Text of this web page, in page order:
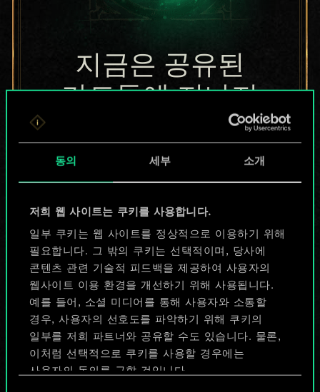
동의 세부 소개
저희 웹 사이트는 쿠키를 사용합니다.
일부 쿠키는 웹 사이트를 정상적으로 이용하기 위해
필요합니다. 그 밖의 쿠키는 선택적이며, 당사에
콘텐츠 관련 기술적 피드백을 제공하여 사용자의
웹사이트 이용 환경을 개선하기 위해 사용됩니다.
예를 들어, 소셜 미디어를 통해 사용자와 소통할
경우, 사용자의 선호도를 파악하기 위해 쿠키의
일부를 저희 파트너와 공유할 수도 있습니다. 물론,
이처럼 선택적으로 쿠키를 사용할 경우에는
사용자의 동의를 구할 것입니다.
지금은 공유된
카드들에 지나지
무궁무진한
가능성을 가지고
있습니다!
덱 이름 짓기 & 가이드 작성하기
덱 편집
또는